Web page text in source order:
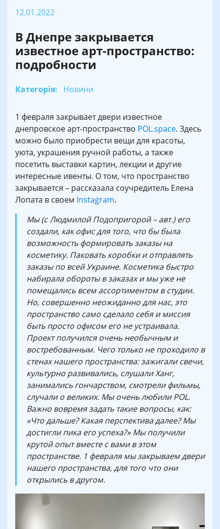
12.01.2022
В Днепре закрывается
известное арт-пространство:
подробности
Категорія: Новини
1 февраля закрывает двери известное
днепровское арт-пространство POL.space. Здесь
можно было приобрести вещи для красоты,
уюта, украшения ручной работы, а также
посетить выставки картин, лекции и другие
интересные ивенты. О том, что пространство
закрывается – рассказала соучредитель Елена
Лопата в своем Instagram.
Мы (с Людмилой Подопригорой – авт.) его
создали, как офис для того, что бы была
возможность формировать заказы на
косметику. Паковать коробки и отправлять
заказы по всей Украине. Косметика быстро
набирала обороты в заказах и мы уже не
помещались всем ассортиментом в студии.
Но, совершенно неожиданно для нас, это
пространство само сделало себя и миссия
быть просто офисом его не устраивала.
Проект получился очень необычным и
востребованным. Чего только не проходило в
стенах нашего пространства: зажигали свечи,
культурно развивались, слушали Ханг,
занимались гончарством, смотрели фильмы,
случали о великих. Мы очень любили POL.
Важно вовремя задать такие вопросы, как:
«Что дальше? Какая перспектива далее? Мы
достигли пика его успеха?» Мы получили
крутой опыт вместе с вами в этом
пространстве. 1 февраля мы закрываем двери
нашего пространства, для того что они
открылись в другом.